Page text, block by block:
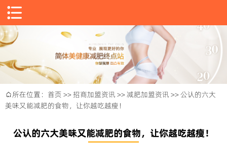

所在位置： 首页 >>招商加盟资讯 >>减肥加盟资讯 >> 公认的六大
美味又能减肥的食物，让你越吃越瘦！
公认的六大美味又能减肥的食物，让你越吃越瘦！